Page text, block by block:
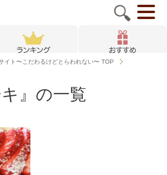
イト〜こだわるけどとらわれない〜 TOP
キ』の一覧